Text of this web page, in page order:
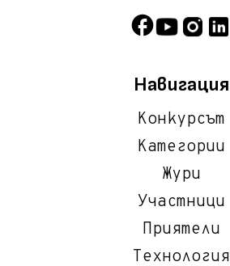
Навигация
Конкурсът
Категории
Жури
Участници
Приятели
Технология